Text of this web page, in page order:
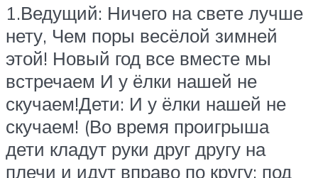
1.Ведущий: Ничего на свете лучше
нету, Чем поры весёлой зимней
этой! Новый год все вместе мы
встречаем И у ёлки нашей не
скучаем!Дети: И у ёлки нашей не
скучаем! (Во время проигрыша
дети кладут руки друг другу на
плечи и идут вправо по кругу; под